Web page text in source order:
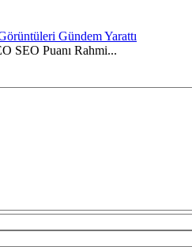
Gündem Yarattı
SEO Puanı Rahmi...